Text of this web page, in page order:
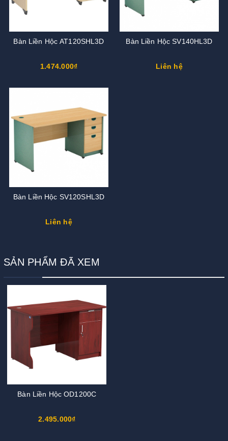
Bàn Liền Hộc AT120SHL3D
1.474.000₫
Bàn Liền Hộc SV140HL3D
Liên hệ
Bàn Liền Hộc SV120SHL3D
Liên hệ
SẢN PHẨM ĐÃ XEM
Bàn Liền Hộc OD1200C
2.495.000₫